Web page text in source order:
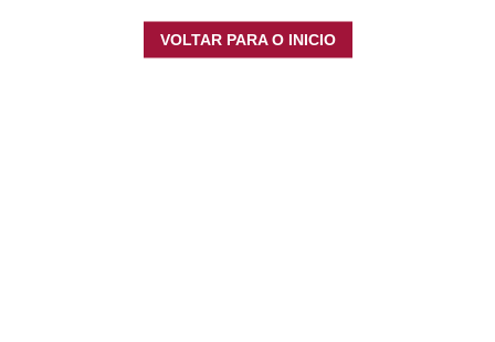
VOLTAR PARA O INICIO